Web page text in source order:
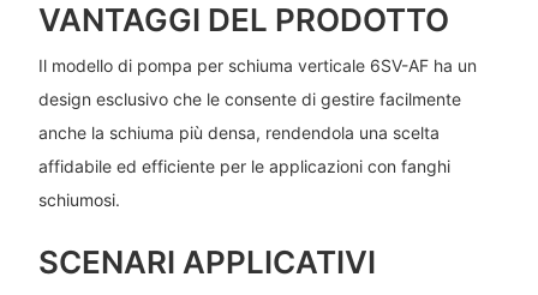
VANTAGGI DEL PRODOTTO
Il modello di pompa per schiuma verticale 6SV-AF ha un
design esclusivo che le consente di gestire facilmente
anche la schiuma più densa, rendendola una scelta
affidabile ed efficiente per le applicazioni con fanghi
schiumosi.
SCENARI APPLICATIVI